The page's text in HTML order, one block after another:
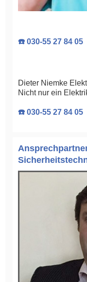
☎️ 030-55 27 84 05
Dieter Niemke
Nicht nur ein
☎️ 030-55 27 84 05